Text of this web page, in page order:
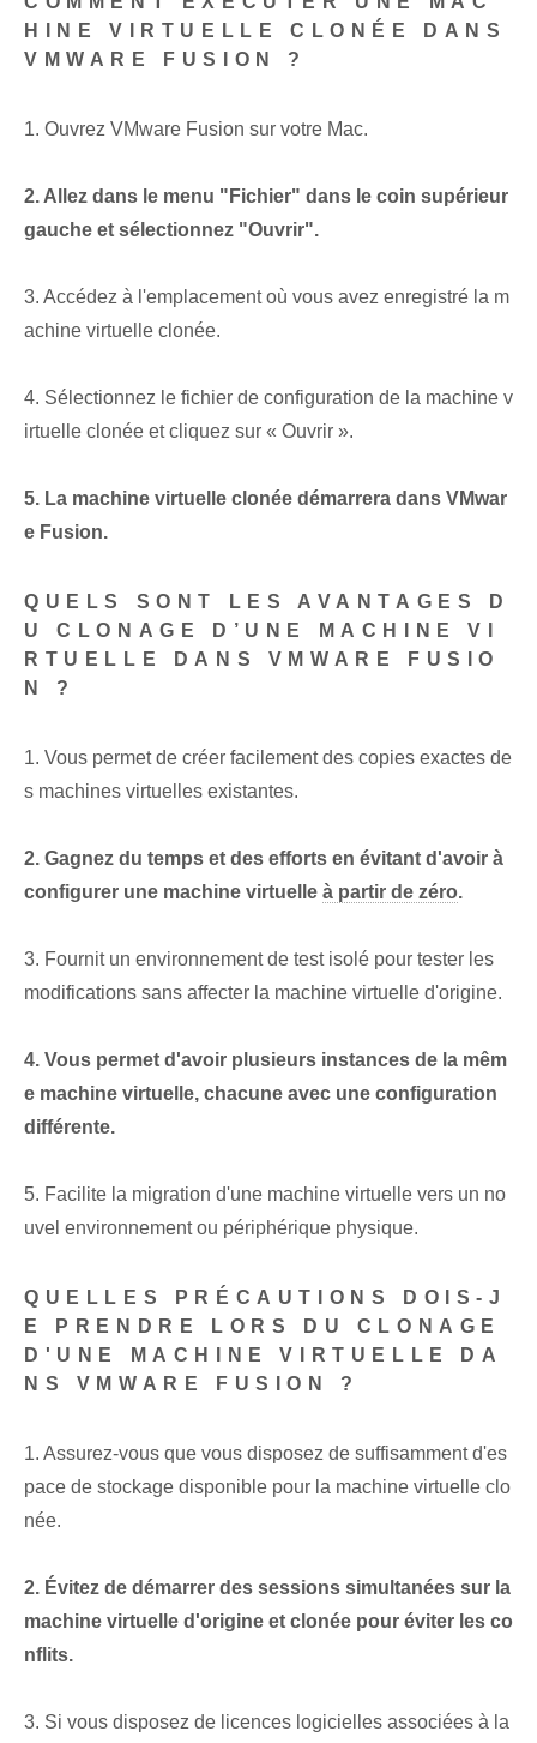
HINE VIRTUELLE CLONÉE DANS
VMWARE FUSION ?
1. Ouvrez VMware Fusion sur votre Mac.
2. Allez dans le menu "Fichier" dans le coin supérieur
gauche et sélectionnez "Ouvrir".
3. Accédez à l'emplacement où vous avez enregistré la m
achine virtuelle clonée.
4. Sélectionnez le fichier de configuration de la machine v
irtuelle clonée et cliquez sur « Ouvrir ».
5. La machine virtuelle clonée démarrera dans VMwar
e Fusion.
QUELS SONT LES AVANTAGES D
U CLONAGE D’UNE MACHINE VI
RTUELLE DANS VMWARE FUSIO
N ?
1. Vous permet de créer facilement des copies exactes de
s machines virtuelles existantes.
2. Gagnez du temps et des efforts en évitant d'avoir à
configurer une machine virtuelle à partir de zéro.
3. Fournit un environnement de test isolé pour tester les
modifications sans affecter la machine virtuelle d'origine.
4. Vous permet d'avoir plusieurs instances de la mêm
e machine virtuelle, chacune avec une configuration
différente.
5. Facilite la migration d'une machine virtuelle vers un no
uvel environnement ou périphérique physique.
QUELLES PRÉCAUTIONS DOIS-J
E PRENDRE LORS DU CLONAGE
D'UNE MACHINE VIRTUELLE DA
NS VMWARE FUSION ?
1. Assurez-vous que vous disposez de suffisamment d'es
pace de stockage disponible pour la machine virtuelle clo
née.
2. Évitez de démarrer des sessions simultanées sur la
machine virtuelle d'origine et clonée pour éviter les co
nflits.
3. Si vous disposez de licences logicielles associées à la